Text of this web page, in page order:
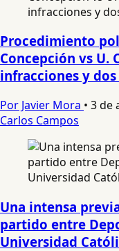
Procedimiento
Concepción vs U.
infracciones y
Por Javier Mora • 3 de
Carlos Campos
Una intensa
partido entre
Universidad